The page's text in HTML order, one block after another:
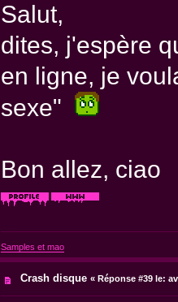
Salut,
dites, j'espère
en ligne, je
sexe"
Bon allez, ciao
Samples et mao
Crash disque « Réponse #39 le: